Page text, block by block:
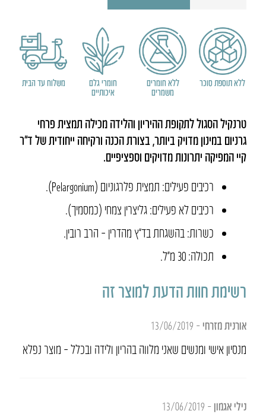
ללא תוספת סוכר
ללא חומרים
משמרים
חומרי גלם
איכותיים
משלוח עד הבית
טרנקיל הסגול לתקופת ההיריון והלידה מכילה תמצית פרחי
גרניום במינון מדויק ביותר, בצורת הכנה ורקיחה ייחודית של ד”ר
קיי המפיקה יתרונות מדויקים וספציפיים.
רכיבים פעילים: תמצית פלרגוניום (Pelargonium).
רכיבים לא פעילים: גליצרין צמחי (כמסמיך).
כשרות: בהשגחת בד”ץ מהדרין – הרב רובין.
תכולה: 30 מ״ל.
רשימת חוות הדעת למוצר זה
אורנית מזרחי –
13/06/2019
מנסיון אישי ומנשים שאני מלווה בהריון ולידה ובכלל – מוצר נפלא
נילי אגמון –
13/06/2019